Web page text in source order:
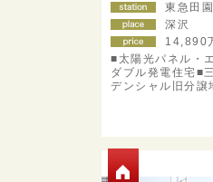
東急田
深沢
14,890
■太陽光パネル・
ダブル発電住宅■
デンシャル旧分譲